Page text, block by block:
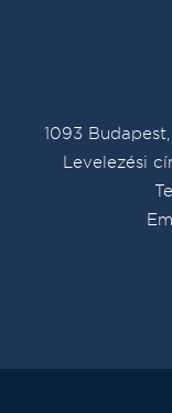
1093 Budapest,
Levelezési